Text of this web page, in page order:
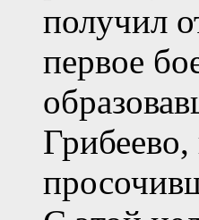
получил
первое